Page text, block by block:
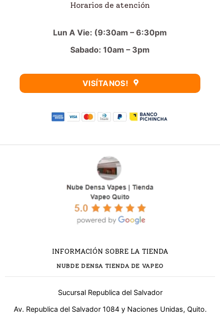
INFORMACIÓN SOBRE LA TIENDA
NUBDE DENSA TIENDA DE VAPEO
Sucursal Republica del Salvador
Av. Republica del Salvador 1084 y Naciones Unidas, Quito.
Horarios de atención
Lun A Vie: (9:30am – 6:30pm
Sabado: 10am – 3pm
VISÍTANOS!